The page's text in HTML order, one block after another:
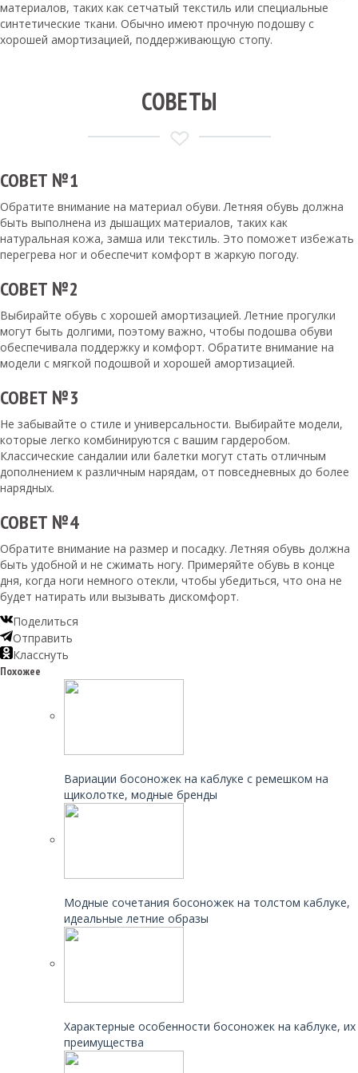
материалов, таких как сетчатый текстиль или специальные
синтетические ткани. Обычно имеют прочную подошву с
хорошей амортизацией, поддерживающую стопу.
СОВЕТЫ
СОВЕТ №1
Обратите внимание на материал обуви. Летняя обувь должна
быть выполнена из дышащих материалов, таких как
натуральная кожа, замша или текстиль. Это поможет избежать
перегрева ног и обеспечит комфорт в жаркую погоду.
СОВЕТ №2
Выбирайте обувь с хорошей амортизацией. Летние прогулки
могут быть долгими, поэтому важно, чтобы подошва обуви
обеспечивала поддержку и комфорт. Обратите внимание на
модели с мягкой подошвой и хорошей амортизацией.
СОВЕТ №3
Не забывайте о стиле и универсальности. Выбирайте модели,
которые легко комбинируются с вашим гардеробом.
Классические сандалии или балетки могут стать отличным
дополнением к различным нарядам, от повседневных до более
нарядных.
СОВЕТ №4
Обратите внимание на размер и посадку. Летняя обувь должна
быть удобной и не сжимать ногу. Примеряйте обувь в конце
дня, когда ноги немного отекли, чтобы убедиться, что она не
будет натирать или вызывать дискомфорт.
Поделиться
Отправить
Класснуть
Похожее
Вариации босоножек на каблуке с ремешком на
щиколотке, модные бренды
Модные сочетания босоножек на толстом каблуке,
идеальные летние образы
Характерные особенности босоножек на каблуке, их
преимущества